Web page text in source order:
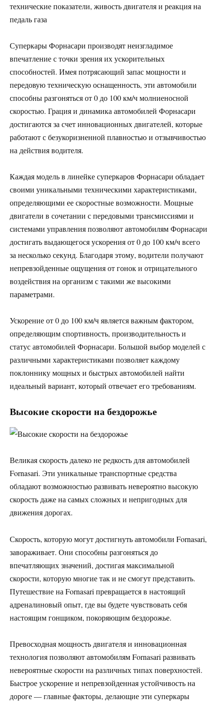
Суперкары Форнасари производят неизгладимое
впечатление с точки зрения их ускорительных
способностей. Имея потрясающий запас мощности и
передовую техническую оснащенность, эти автомобили
способны разгоняться от 0 до 100 км/ч молниеносной
скоростью. Грация и динамика автомобилей Форнасари
достигаются за счет инновационных двигателей, которые
работают с безукоризненной плавностью и отзывчивостью
на действия водителя.
Каждая модель в линейке суперкаров Форнасари обладает
своими уникальными техническими характеристиками,
определяющими ее скоростные возможности. Мощные
двигатели в сочетании с передовыми трансмиссиями и
системами управления позволяют автомобилям Форнасари
достигать выдающегося ускорения от 0 до 100 км/ч всего
за несколько секунд. Благодаря этому, водители получают
непревзойденные ощущения от гонок и отрицательного
воздействия на организм с такими же высокими
параметрами.
Ускорение от 0 до 100 км/ч является важным фактором,
определяющим спортивность, производительность и
статус автомобилей Форнасари. Большой выбор моделей с
различными характеристиками позволяет каждому
поклоннику мощных и быстрых автомобилей найти
идеальный вариант, который отвечает его требованиям.
Высокие скорости на бездорожье
Великая скорость далеко не редкость для автомобилей
Fornasari. Эти уникальные транспортные средства
обладают возможностью развивать невероятно высокую
скорость даже на самых сложных и непригодных для
движения дорогах.
Скорость, которую могут достигнуть автомобили Fornasari,
завораживает. Они способны разгоняться до
впечатляющих значений, достигая максимальной
скорости, которую многие так и не смогут представить.
Путешествие на Fornasari превращается в настоящий
адреналиновый опыт, где вы будете чувствовать себя
настоящим гонщиком, покоряющим бездорожье.
Превосходная мощность двигателя и инновационная
технология позволяют автомобилям Fornasari развивать
невероятные скорости на различных типах поверхностей.
Быстрое ускорение и непревзойденная устойчивость на
дороге — главные факторы, делающие эти суперкары